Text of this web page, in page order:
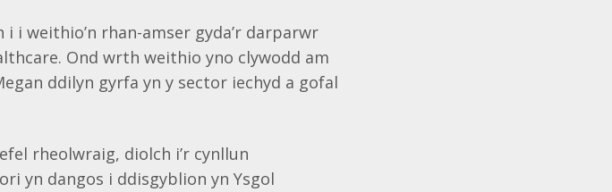
i weithio’n rhan-amser gyda’r darparwr
Ond wrth weithio yno clywodd am
ddilyn gyrfa yn y sector iechyd a gofal
rheolwraig, diolch i’r cynllun
yn dangos i ddisgyblion yn Ysgol